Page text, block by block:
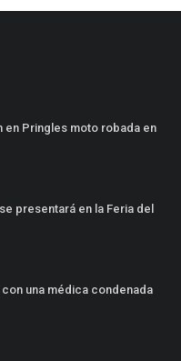
en Pringles moto robada en
presentará en la Feria del
una médica condenada